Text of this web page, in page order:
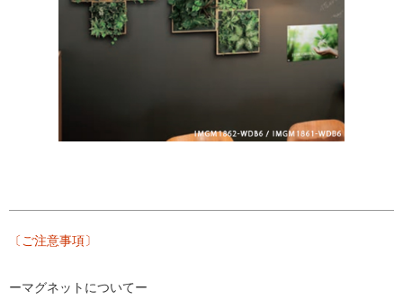
〔ご注意事項〕
ーマグネットについてー